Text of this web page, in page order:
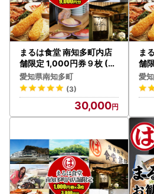
まるは食堂 南知多町内店
舗限定 1,000円券９枚 (9,
000円分)
愛知県南知多町
(3)
30,000
ま
舗
愛